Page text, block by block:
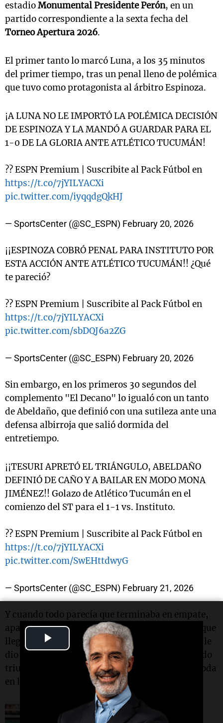
Play
Video
estadioMonumental Presidente Perón, en un
partido correspondiente a la sexta fecha del
Torneo Apertura 2026.
El primer tanto lo marcó Luna, a los 35 minutos
del primer tiempo, tras un penal lleno de polémica
que tuvo como protagonista al árbitro Espinoza.
¡A LUNA NO LE IMPORTÓ LA POLÉMICA DECISIÓN
DE ESPINOZA Y LA MANDÓ A GUARDAR PARA EL
1-0 DE LA GLORIA ANTE ATLÉTICO TUCUMÁN!
?? ESPN Premium | Suscribite al Pack Fútbol en
https://t.co/7jYILYACXi
pic.twitter.com/iyqqdgQkHJ
— SportsCenter (@SC_ESPN) February 20, 2026
¡¡ESPINOZA COBRÓ PENAL PARA INSTITUTO POR
ESTA ACCIÓN ANTE ATLÉTICO TUCUMÁN!! ¿Qué
te pareció?
?? ESPN Premium | Suscribite al Pack Fútbol en
https://t.co/7jYILYACXi
pic.twitter.com/sbDQJ6a2ZG
— SportsCenter (@SC_ESPN) February 20, 2026
Sin embargo, en los primeros 30 segundos del
complemento "El Decano" lo igualó con un tanto
de Abeldaño, que definió con una sutileza ante una
defensa albirroja que salió dormida del
entretiempo.
¡¡TESURI APRETÓ EL TRIÁNGULO, ABELDAÑO
DEFINIÓ DE CAÑO Y A BAILAR EN MODO MONA
JIMÉNEZ!! Golazo de Atlético Tucumán en el
comienzo del ST para el 1-1 vs. Instituto.
?? ESPN Premium | Suscribite al Pack Fútbol en
https://t.co/7jYILYACXi
pic.twitter.com/SwEHttdwyG
— SportsCenter (@SC_ESPN) February 21, 2026
Y cuando todo parecía que terminaba en empate,
apareció un héroe inesperado: Giulano Cerato, que
llegó hasta el fondo y a los 47 del complemento le
dio el triunfo a "La Gloria", que sumó su segundo
triunfo consecutivo (ambos de local) y se acomoda
en la Zona A con 7 puntos.